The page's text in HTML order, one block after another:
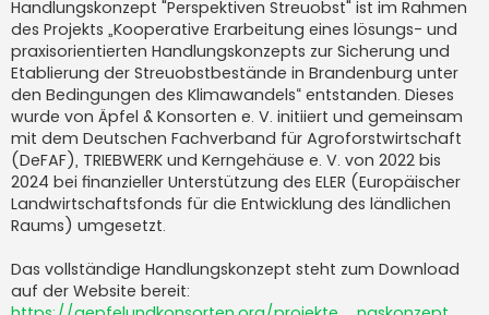
Handlungskonzept "Perspektiven Streuobst" ist im Rahmen
des Projekts „Kooperative Erarbeitung eines lösungs- und
praxisorientierten Handlungskonzepts zur Sicherung und
Etablierung der Streuobstbestände in Brandenburg unter
den Bedingungen des Klimawandels“ entstanden. Dieses
wurde von Äpfel & Konsorten e. V. initiiert und gemeinsam
mit dem Deutschen Fachverband für Agroforstwirtschaft
(DeFAF), TRIEBWERK und Kerngehäuse e. V. von 2022 bis
2024 bei finanzieller Unterstützung des ELER (Europäischer
Landwirtschaftsfonds für die Entwicklung des ländlichen
Raums) umgesetzt.
Das vollständige Handlungskonzept steht zum Download
auf der Website bereit: